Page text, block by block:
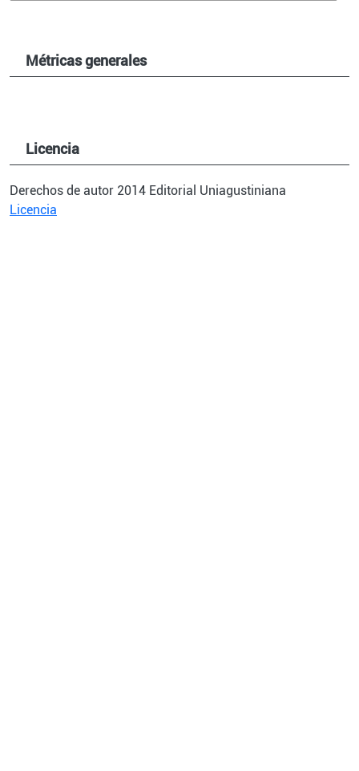
Métricas generales
Licencia
Derechos de autor 2014 Editorial Uniagustiniana
Licencia